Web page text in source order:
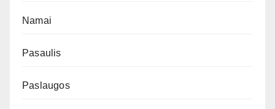
Namai
Pasaulis
Paslaugos